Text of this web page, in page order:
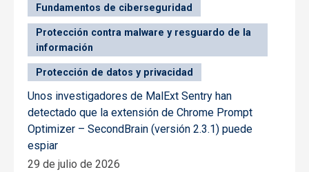
Fundamentos de ciberseguridad
Protección contra malware y resguardo de la
información
Protección de datos y privacidad
Unos investigadores de MalExt Sentry han
detectado que la extensión de Chrome Prompt
Optimizer – SecondBrain (versión 2.3.1) puede
espiar
29 de julio de 2026